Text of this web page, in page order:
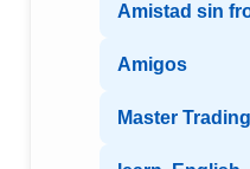
Amistad sin
Amigos
Master